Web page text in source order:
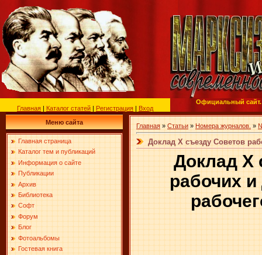
Главная | Каталог статей | Регистрация | Вход
Официальный сайт.
Меню сайта
Главная страница
Каталог тем и публикаций
Информация о сайте
Публикации
Архив
Библиотека
Софт
Форум
Блог
Фотоальбомы
Гостевая книга
Главная » Статьи » Номера журналов. »
Доклад Х съезду Советов
Доклад Х
рабочих и